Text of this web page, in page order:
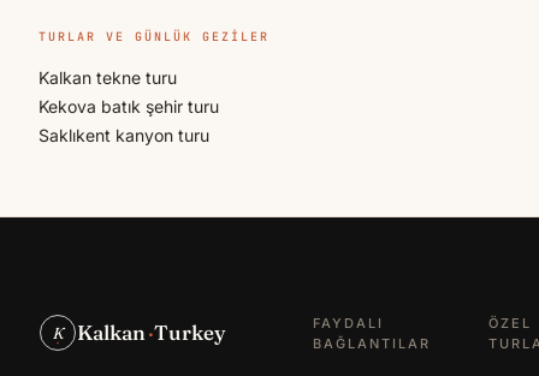
TURLAR VE GÜNLÜK GEZILER
Kalkan tekne turu
Kekova batık şehir turu
Saklıkent kanyon turu
K Kalkan·Turkey
FAYDALI
BAĞLANTILAR
ÖZEL